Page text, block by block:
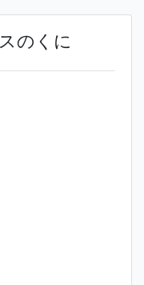
のくに